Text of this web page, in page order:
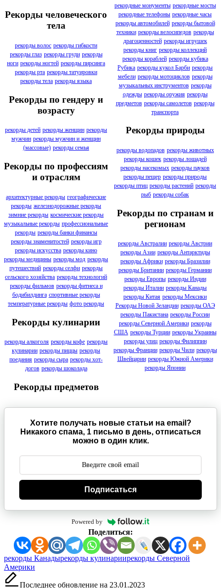
Рекорды человеческого
тела
рекорды волос рекорды гибкости
рекорды глаз рекорды груди рекорды
ноги рекорды ногтей рекорды пирсинга
рекорды рта рекорды татуировки
рекорды тела рекорды языка
Рекорды по гендеру и
возрасту
рекорды детей рекорды женщин рекорды
мужчин рекорды мужчин и женщин
(массовые) рекорды семья
Рекорды по профессиям
и отраслям
архитектурные рекорды географические
рекорды железнодорожные рекорды
зимние рекорды космические рекорды
музыкальные рекорды профессиональные
рекорды рекорды банки финансы
рекорды знаменитостей рекорды игр
рекорды искусства рекорды кино
рекорды медицины рекорды мод рекорды
путешествий рекорды селфи рекорды
сельского хозяйства рекорды технологий
рекорды фильмов рекорды фитнеса и
бодибилдинга спортивные рекорды
температурные рекорды фото рекорды
Рекорды кулинарии
рекорды алкоголя рекорды кофе рекорды
кулинарии рекорды пиццы рекорды
поедания рекорды сыра рекорды хот-
догов рекорды шоколада
Рекорды предметов
рекордные монументы рекордные мосты
рекордные телефоны рекордные часы
рекорды автомобилей рекорды бытовой
техники рекорды велосипедов рекорды
драгоценностей рекорды игрушек
рекорды книг рекорды коллекций
рекорды кораблей рекорды кубика
Рубика рекорды кукол Барби рекорды
мебели рекорды мотоциклов рекорды
музыкальных инструментов рекорды
одежды рекорды оружия рекорды
предметов рекорды самолетов рекорды
транспорта
Рекорды природы
рекорды водопадов рекорды животных
рекорды кошек рекорды лошадей
рекорды насекомых рекорды пауков
рекорды пещер рекорды природы
рекорды птиц рекорды растений рекорды
рыб рекорды собак
Рекорды по странам и
регионам
рекорды Австралии рекорды Австрии
рекорды Азии рекорды Антарктиды
рекорды Африки рекорды Бразилии
рекорды Британии рекорды Германии
рекорды Европы рекорды Индии
рекорды Италии рекорды Канады
рекорды Китая рекорды Мексики
Рекорды Новой Зеландии рекорды ОАЭ
рекорды Пакистана рекорды России
рекорды Северной Америки рекорды
США рекорды Турции рекорды Украины
рекорды улиц рекорды Филиппин
рекорды Франции рекорды Чили рекорды
Швейцарии рекорды Южной Америки
рекорды Японии
Хотите получать новые статьи на email?
Никакого спама, 1 письмо в день, отписаться
можно в один клик.
Подписаться
Powered by
Поделиться:
Метки:
рекорды Канадырекорды кулинариирекорды Северной
Америки
Последнее обновление на 23.01.2023